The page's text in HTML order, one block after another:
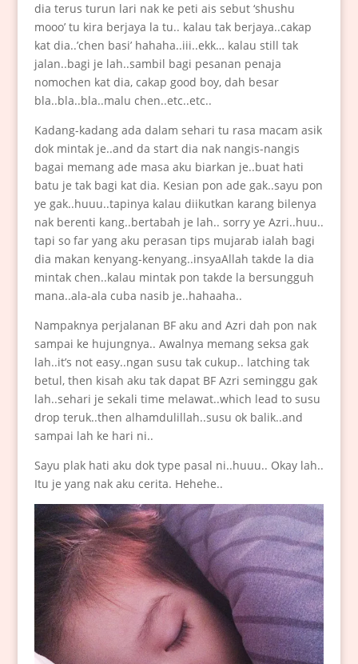
dia terus turun lari nak ke peti ais sebut ‘shushu
mooo’ tu kira berjaya la tu.. kalau tak berjaya..cakap
kat dia..’chen basi’ hahaha..iii..ekk… kalau still tak
jalan..bagi je lah..sambil bagi pesanan penaja
nomochen kat dia, cakap good boy, dah besar
bla..bla..bla..malu chen..etc..etc..
Kadang-kadang ada dalam sehari tu rasa macam asik
dok mintak je..and da start dia nak nangis-nangis
bagai memang ade masa aku biarkan je..buat hati
batu je tak bagi kat dia. Kesian pon ade gak..sayu pon
ye gak..huuu..tapinya kalau diikutkan karang bilenya
nak berenti kang..bertabah je lah.. sorry ye Azri..huu..
tapi so far yang aku perasan tips mujarab ialah bagi
dia makan kenyang-kenyang..insyaAllah takde la dia
mintak chen..kalau mintak pon takde la bersungguh
mana..ala-ala cuba nasib je..hahaaha..
Nampaknya perjalanan BF aku and Azri dah pon nak
sampai ke hujungnya.. Awalnya memang seksa gak
lah..it’s not easy..ngan susu tak cukup.. latching tak
betul, then kisah aku tak dapat BF Azri seminggu gak
lah..sehari je sekali time melawat..which lead to susu
drop teruk..then alhamdulillah..susu ok balik..and
sampai lah ke hari ni..
Sayu plak hati aku dok type pasal ni..huuu.. Okay lah..
Itu je yang nak aku cerita. Hehehe..